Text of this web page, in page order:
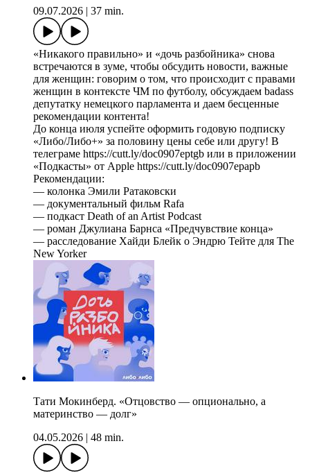
09.07.2026 | 37 min.
«Никакого правильно» и «дочь разбойника» снова
встречаются в зуме, чтобы обсудить новости, важные
для женщин: говорим о том, что происходит с правами
женщин в контексте ЧМ по футболу, обсуждаем badass
депутатку немецкого парламента и даем бесценные
рекомендации контента!
До конца июля успейте оформить годовую подписку
«Либо/Либо+» за половину цены себе или другу! В
телеграме https://cutt.ly/doc0907eptgb или в приложении
«Подкасты» от Apple https://cutt.ly/doc0907epapb
Рекомендации:
— колонка Эмили Ратаковски
— документальный фильм Rafa
— подкаст Death of an Artist Podcast
— роман Джулиана Барнса «Предчувствие конца»
— расследование Хайди Блейк о Эндрю Тейте для The
New Yorker
Тати Мокинберд. «Отцовство — опционально, а
материнство — долг»
04.05.2026 | 48 min.